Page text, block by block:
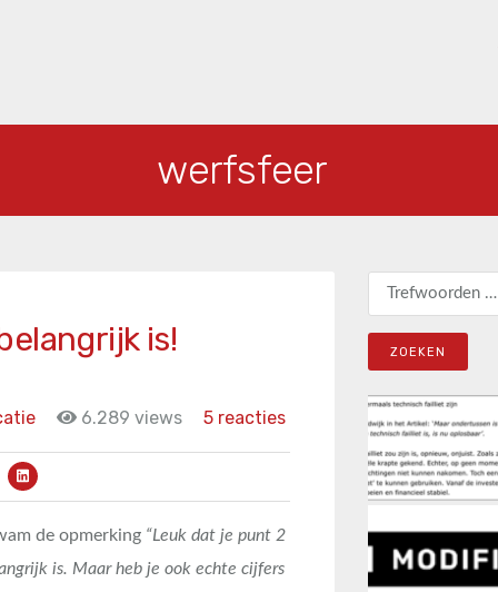
werfsfeer
is!
6.289 views 5 reacties
de opmerking “Leuk dat je punt 2
is. Maar heb je ook echte cijfers
Zoeken naar: